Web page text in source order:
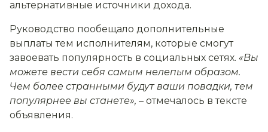
альтернативные источники дохода.
Руководство пообещало дополнительные
выплаты тем исполнителям, которые смогут
завоевать популярность в социальных сетях. «Вы
можете вести себя самым нелепым образом.
Чем более странными будут ваши повадки, тем
популярнее вы станете», – отмечалось в тексте
объявления.